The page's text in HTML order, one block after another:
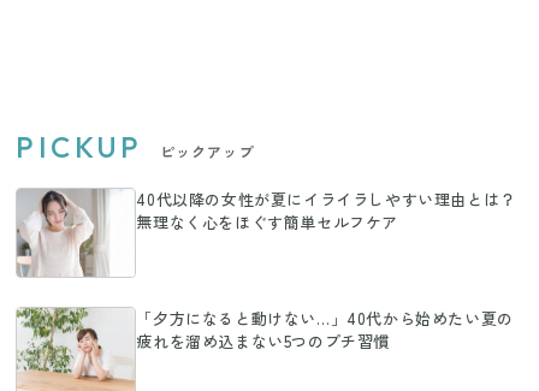
PICKUP ピックアップ
40代以降の女性が夏にイライラしやすい理由とは？
無理なく心をほぐす簡単セルフケア
「夕方になると動けない…」40代から始めたい夏の
疲れを溜め込まない5つのプチ習慣